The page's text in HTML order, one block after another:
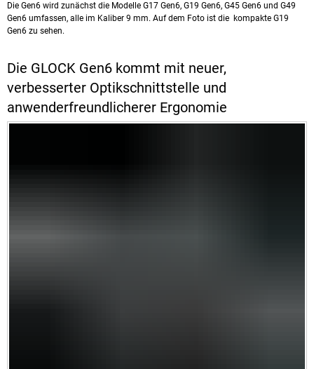
Die Gen6 wird zunächst die Modelle G17 Gen6, G19 Gen6, G45 Gen6 und G49
Gen6 umfassen, alle im Kaliber 9 mm. Auf dem Foto ist die kompakte G19
Gen6 zu sehen.
Die GLOCK Gen6 kommt mit neuer,
verbesserter Optikschnittstelle und
anwenderfreundlicherer Ergonomie